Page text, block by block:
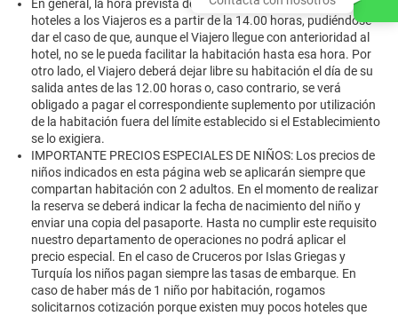
En general, la hora prevista de entrega de habitaciones de los
hoteles a los Viajeros es a partir de la 14.00 horas, pudiéndose
dar el caso de que, aunque el Viajero llegue con anterioridad al
hotel, no se le pueda facilitar la habitación hasta esa hora. Por
otro lado, el Viajero deberá dejar libre su habitación el día de su
salida antes de las 12.00 horas o, caso contrario, se verá
obligado a pagar el correspondiente suplemento por utilización
de la habitación fuera del límite establecido si el Establecimiento
se lo exigiera.
IMPORTANTE PRECIOS ESPECIALES DE NIÑOS: Los precios de
niños indicados en esta página web se aplicarán siempre que
compartan habitación con 2 adultos. En el momento de realizar
la reserva se deberá indicar la fecha de nacimiento del niño y
enviar una copia del pasaporte. Hasta no cumplir este requisito
nuestro departamento de operaciones no podrá aplicar el
precio especial. En el caso de Cruceros por Islas Griegas y
Turquía los niños pagan siempre las tasas de embarque. En
caso de haber más de 1 niño por habitación, rogamos
solicitarnos cotización porque existen muy pocos hoteles que